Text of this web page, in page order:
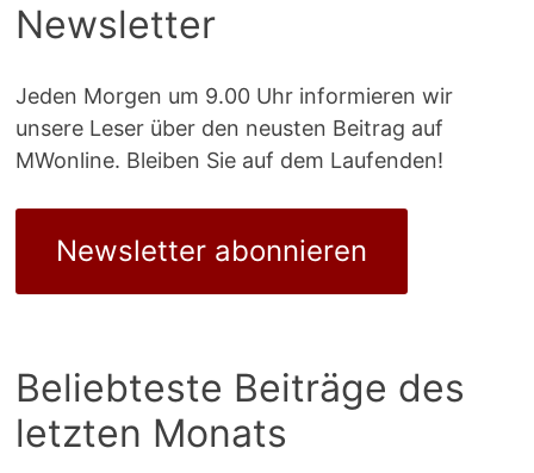
Newsletter
Jeden Morgen um 9.00 Uhr informieren wir
unsere Leser über den neusten Beitrag auf
MWonline. Bleiben Sie auf dem Laufenden!
Newsletter abonnieren
Beliebteste Beiträge des
letzten Monats